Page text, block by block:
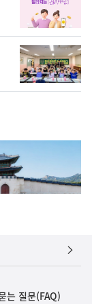
는 질문(FAQ)